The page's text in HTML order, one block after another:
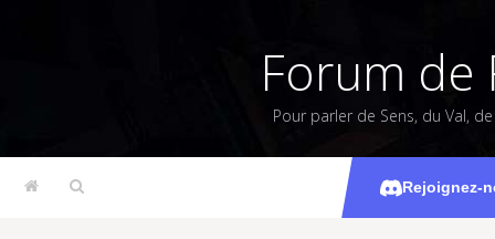
Forum de
Pour parler de Sens, du Val,
Rejoignez-